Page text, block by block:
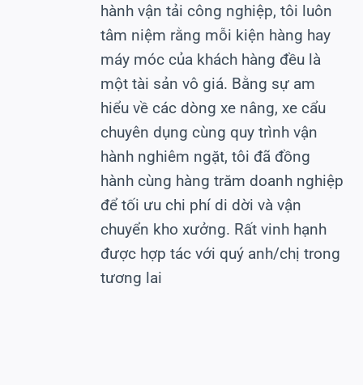
hành vận tải công nghiệp, tôi luôn
tâm niệm rằng mỗi kiện hàng hay
máy móc của khách hàng đều là
một tài sản vô giá. Bằng sự am
hiểu về các dòng xe nâng, xe cẩu
chuyên dụng cùng quy trình vận
hành nghiêm ngặt, tôi đã đồng
hành cùng hàng trăm doanh nghiệp
để tối ưu chi phí di dời và vận
chuyển kho xưởng. Rất vinh hạnh
được hợp tác với quý anh/chị trong
tương lai